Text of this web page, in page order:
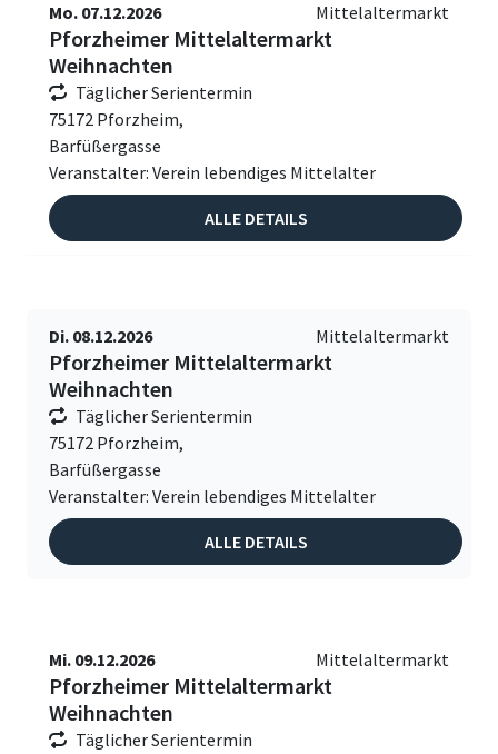
Mo. 07.12.2026 Mittelaltermarkt
Pforzheimer Mittelaltermarkt
Weihnachten
Täglicher Serientermin
75172 Pforzheim,
Barfüßergasse
Veranstalter: Verein lebendiges Mittelalter
ALLE DETAILS
Di. 08.12.2026 Mittelaltermarkt
Pforzheimer Mittelaltermarkt
Weihnachten
Täglicher Serientermin
75172 Pforzheim,
Barfüßergasse
Veranstalter: Verein lebendiges Mittelalter
ALLE DETAILS
Mi. 09.12.2026 Mittelaltermarkt
Pforzheimer Mittelaltermarkt
Weihnachten
Täglicher Serientermin